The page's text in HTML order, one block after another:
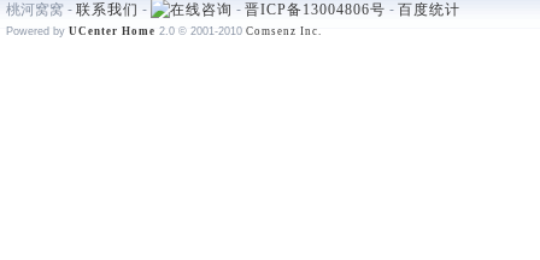
桃河窝窝 - 联系我们 - - 晋ICP备13004806号 - 百度统计
Powered by UCenter Home 2.0 © 2001-2010 Comsenz Inc.